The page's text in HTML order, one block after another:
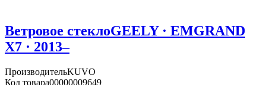
Ветровое стеклоGEELY · EMGRAND
X7 · 2013–
ПроизводительKUVO
Код товара00000009649